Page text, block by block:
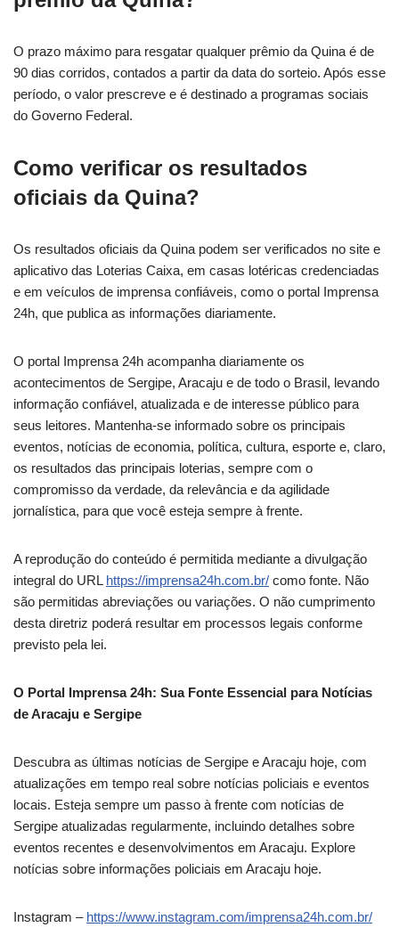
O prazo máximo para resgatar qualquer prêmio da Quina é de
90 dias corridos, contados a partir da data do sorteio. Após esse
período, o valor prescreve e é destinado a programas sociais
do Governo Federal.
Como verificar os resultados
oficiais da Quina?
Os resultados oficiais da Quina podem ser verificados no site e
aplicativo das Loterias Caixa, em casas lotéricas credenciadas
e em veículos de imprensa confiáveis, como o portal Imprensa
24h, que publica as informações diariamente.
O portal Imprensa 24h acompanha diariamente os
acontecimentos de Sergipe, Aracaju e de todo o Brasil, levando
informação confiável, atualizada e de interesse público para
seus leitores. Mantenha-se informado sobre os principais
eventos, notícias de economia, política, cultura, esporte e, claro,
os resultados das principais loterias, sempre com o
compromisso da verdade, da relevância e da agilidade
jornalística, para que você esteja sempre à frente.
A reprodução do conteúdo é permitida mediante a divulgação
integral do URL https://imprensa24h.com.br/ como fonte. Não
são permitidas abreviações ou variações. O não cumprimento
desta diretriz poderá resultar em processos legais conforme
previsto pela lei.
O Portal Imprensa 24h: Sua Fonte Essencial para Notícias
de Aracaju e Sergipe
Descubra as últimas notícias de Sergipe e Aracaju hoje, com
atualizações em tempo real sobre notícias policiais e eventos
locais. Esteja sempre um passo à frente com notícias de
Sergipe atualizadas regularmente, incluindo detalhes sobre
eventos recentes e desenvolvimentos em Aracaju. Explore
notícias sobre informações policiais em Aracaju hoje.
Instagram – https://www.instagram.com/imprensa24h.com.br/